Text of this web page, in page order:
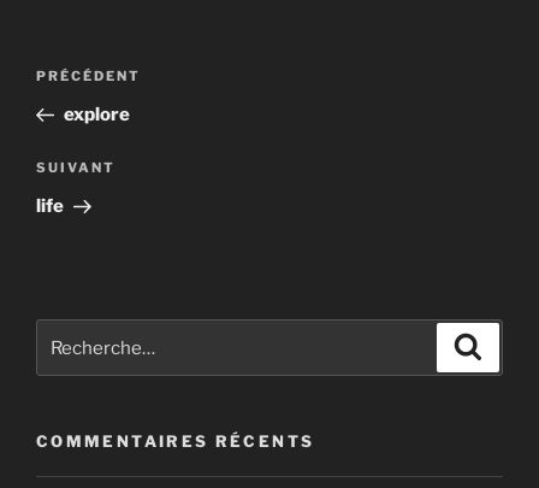
Navigation
l’article
Article
précédent
PRÉCÉDENT
explore
Article
suivant
SUIVANT
life
COMMENTAIRES RÉCENTS